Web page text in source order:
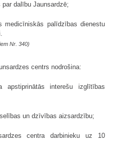
dalību Jaunsardzē;
medicīniskās palīdzības dienestu
Nr. 340)
centrs nodrošina:
apstiprinātās interešu izglītības
un dzīvības aizsardzību;
centra darbinieku uz 10